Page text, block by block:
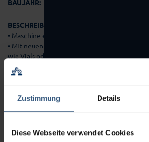
Zustimmung Details
Diese Webseite verwendet Cookies
BAUJAHR:
BESCHREIBUNG:
• Maschine eingerichtet für Ampullen-
• Mit neuen Formatsätzen auch geeignet für
wie Vials oder Karpulen
• Geeignet für Ampullen 1, 2, 3, 5, 10 , 20, 30 ml
• Leistung 12.000-27.000 Ampulen/h
• Verarbeitungsbereich Etiketten min. 25 x
• Etikettenrollen-Ø 400 mm
• Scanware-Kamera für 100% Druckkontrolle